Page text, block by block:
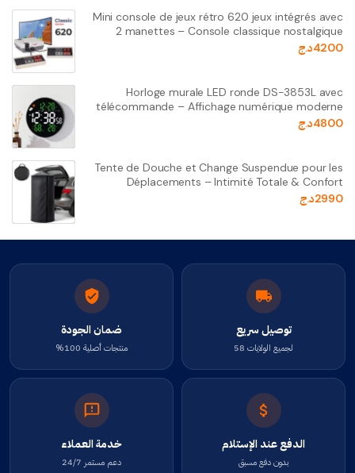
Mini console de jeux rétro 620 jeux intégrés avec
2 manettes – Console classique nostalgique
4200د.ج
Horloge murale LED ronde DS-3853L avec
télécommande – Affichage numérique moderne
4800د.ج
Tente de Douche et Change Suspendue pour les
Déplacements – Intimité Totale & Confort
2990د.ج
توصيل سريع
لجميع الولايات 58
ضمان الجودة
منتجات أصلية 100%
الدفع عند الإستلام
بدون دفع مسبق
خدمة العملاء
دعم مستمر 24/7